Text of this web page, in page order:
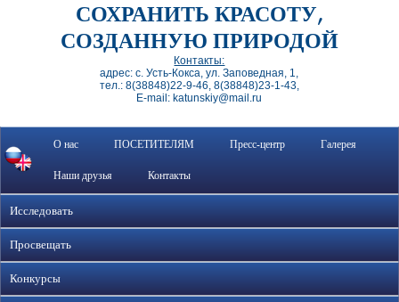
СОХРАНИТЬ КРАСОТУ,
СОЗДАННУЮ ПРИРОДОЙ
Контакты:
адрес: с. Усть-Кокса, ул. Заповедная, 1,
тел.: 8(38848)22-9-46, 8(38848)23-1-43,
E-mail: katunskiy@mail.ru
О нас ПОСЕТИТЕЛЯМ Пресс-центр Галерея
Наши друзья Контакты
Исследовать
Просвещать
Конкурсы